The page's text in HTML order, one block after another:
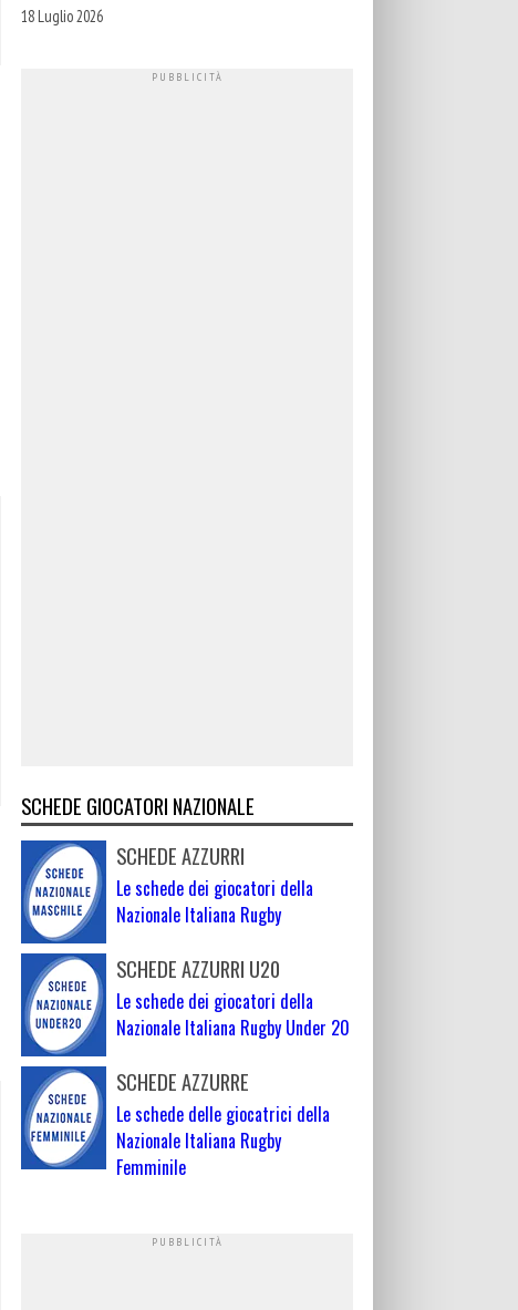
18 Luglio 2026
SCHEDE GIOCATORI NAZIONALE
SCHEDE AZZURRI
Le schede dei giocatori della
Nazionale Italiana Rugby
SCHEDE AZZURRI U20
Le schede dei giocatori della
Nazionale Italiana Rugby Under 20
SCHEDE AZZURRE
Le schede delle giocatrici della
Nazionale Italiana Rugby
Femminile